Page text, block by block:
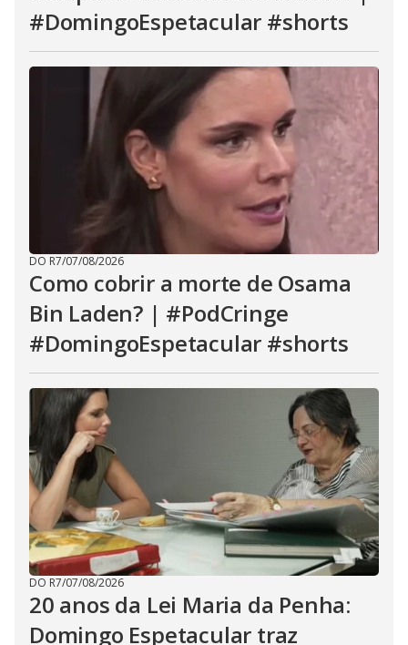
#DomingoEspetacular #shorts
DO R7/07/08/2026
Como cobrir a morte de Osama
Bin Laden? | #PodCringe
#DomingoEspetacular #shorts
DO R7/07/08/2026
20 anos da Lei Maria da Penha:
Domingo Espetacular traz